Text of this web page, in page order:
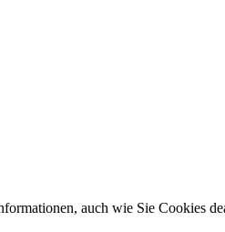
auch wie Sie Cookies